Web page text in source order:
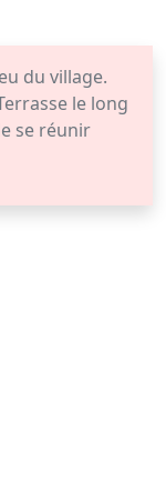
du village.
le long
se réunir